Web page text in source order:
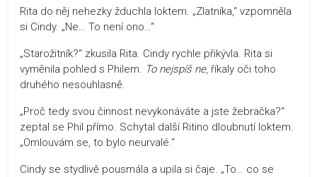
Rita do něj nehezky žduchla loktem. „Zlatníka,“ vzpomněla
si Cindy. „Ne… To není ono…“
„Starožitník?“ zkusila Rita. Cindy rychle přikývla. Rita si
vyměnila pohled s Philem. To nejspíš ne, říkaly oči toho
druhého nesouhlasně.
„Proč tedy svou činnost nevykonáváte a jste žebračka?“
zeptal se Phil přímo. Schytal další Ritino dloubnutí loktem.
„Omlouvám se, to bylo neurvalé.“
Cindy se stydlivě pousmála a upila si čaje. „To… co se